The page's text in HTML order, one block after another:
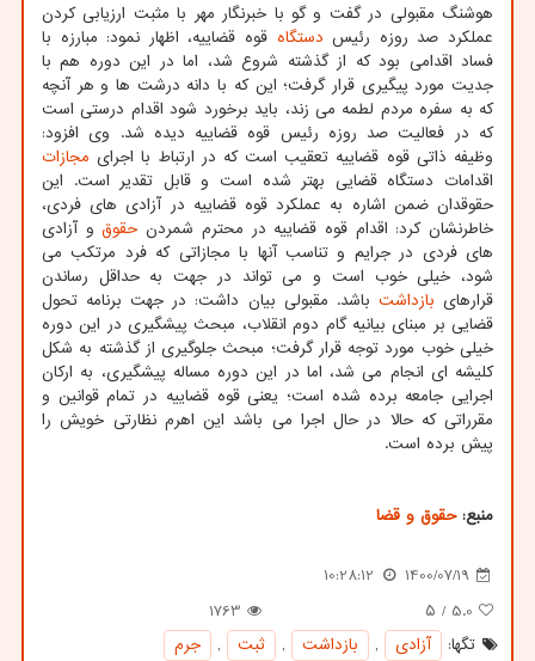
هوشنگ مقبولی در گفت و گو با خبرنگار مهر با مثبت ارزیابی کردن
عملکرد صد روزه رئیس دستگاه قوه قضاییه، اظهار نمود: مبارزه با
فساد اقدامی بود که از گذشته شروع شد، اما در این دوره هم با
جدیت مورد پیگیری قرار گرفت؛ این که با دانه درشت ها و هر آنچه
که به سفره مردم لطمه می زند، باید برخورد شود اقدام درستی است
که در فعالیت صد روزه رئیس قوه قضاییه دیده شد. وی افزود:
وظیفه ذاتی قوه قضاییه تعقیب است که در ارتباط با اجرای مجازات
اقدامات دستگاه قضایی بهتر شده است و قابل تقدیر است. این
حقوقدان ضمن اشاره به عملکرد قوه قضاییه در آزادی های فردی،
خاطرنشان کرد: اقدام قوه قضاییه در محترم شمردن حقوقو آزادی
های فردی در جرایم و تناسب آنها با مجازاتی که فرد مرتکب می
شود، خیلی خوب است و می تواند در جهت به حداقل رساندن
قرارهای بازداشت باشد. مقبولی بیان داشت: در جهت برنامه تحول
قضایی بر مبنای بیانیه گام دوم انقلاب، مبحث پیشگیری در این دوره
خیلی خوب مورد توجه قرار گرفت؛ مبحث جلوگیری از گذشته به شکل
کلیشه ای انجام می شد، اما در این دوره مساله پیشگیری، به ارکان
اجرایی جامعه برده شده است؛ یعنی قوه قضاییه در تمام قوانین و
مقرراتی که حالا در حال اجرا می باشد این اهرم نظارتی خویش را
پیش برده است.
منبع:حقوق و قضا
1400/07/19
10:28:12
5.0 / ۵
1763
تگها:
آزادی , بازداشت , ثبت ,
جرم